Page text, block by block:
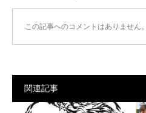
この記事へのコメントはありません。
関連記事